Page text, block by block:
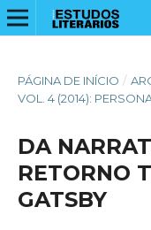
PÁGINA DE INÍCIO /
VOL. 4 (2014):
DA
RETORNO
GATSBY